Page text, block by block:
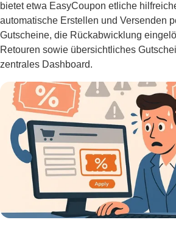
bietet etwa EasyCoupon etliche
automatische Erstellen und Versenden
Gutscheine, die Rückabwicklung
Retouren sowie übersichtliches
zentrales Dashboard.